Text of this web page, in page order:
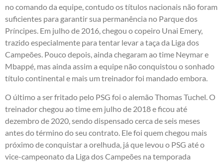
no comando da equipe, contudo os títulos nacionais não foram
suficientes para garantir sua permanência no Parque dos
Príncipes. Em julho de 2016, chegou o copeiro Unai Emery,
trazido especialmente para tentar levar a taça da Liga dos
Campeões. Pouco depois, ainda chegaram ao time Neymar e
Mbappé, mas ainda assim a equipe não conquistou o sonhado
título continental e mais um treinador foi mandado embora.
O último a ser fritado pelo PSG foi o alemãoThomas Tuchel. O
treinador chegou ao time em julho de 2018 e ficou até
dezembro de 2020, sendo dispensado cerca de seis meses
antes do término do seu contrato. Ele foi quem chegou mais
próximo de conquistar a orelhuda, já que levou o PSG até o
vice-campeonato da Liga dos Campeões na temporada